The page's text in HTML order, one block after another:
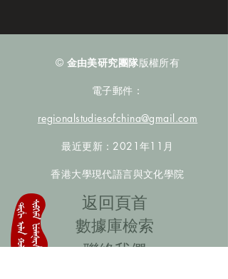
© 金由美研究團隊版權所有
電子郵件：
regionalstudiesofchina@gmail.com
最近更新：2021年11月
香港大學現代語言與文化學院
​返回頁首
數據庫檢索
聯絡我們